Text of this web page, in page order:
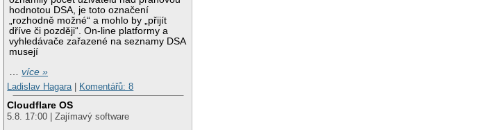
hodnotou DSA, je toto označení
„rozhodně možné“ a mohlo by „přijít
dříve či později“. On-line platformy a
vyhledávače zařazené na seznamy DSA
musejí
…více »
Ladislav Hagara| Komentářů: 8
Cloudflare OS
5.8. 17:00 | Zajímavý software